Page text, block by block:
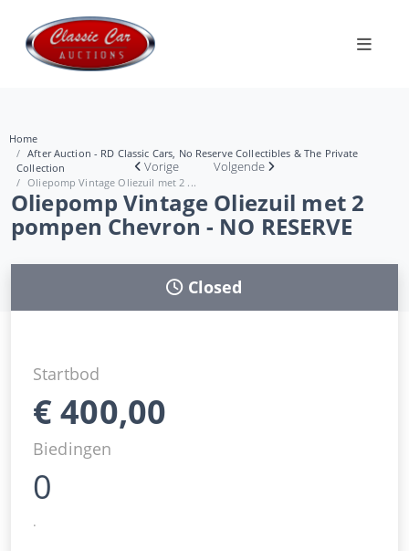
Home
After Auction - RD Classic Cars, No Reserve Collectibles & The Private
Collection
Oliepomp Vintage Oliezuil met 2 ...
Vorige Volgende
Oliepomp Vintage Oliezuil met 2
pompen Chevron - NO RESERVE
Closed
Startbod
€400,00
Biedingen
0
.